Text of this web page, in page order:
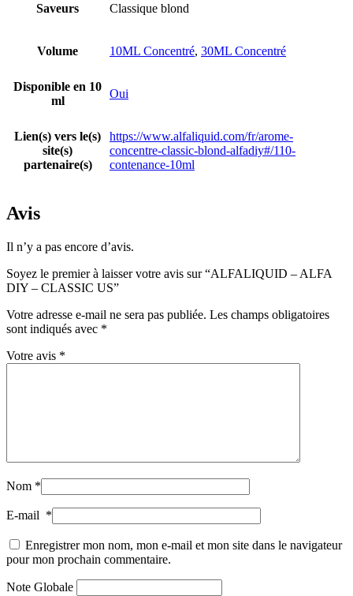
Saveurs Classique blond
Volume 10ML Concentré, 30ML Concentré
Disponible en 10
ml
Oui
Lien(s) vers le(s)
site(s)
partenaire(s)
https://www.alfaliquid.com/fr/arome-
concentre-classic-blond-alfadiy#/110-
contenance-10ml
Avis
Il n’y a pas encore d’avis.
Soyez le premier à laisser votre avis sur “ALFALIQUID – ALFA
DIY – CLASSIC US”
Votre adresse e-mail ne sera pas publiée. Les champs obligatoires
sont indiqués avec *
Votre avis *
Nom *
E-mail *
Enregistrer mon nom, mon e-mail et mon site dans le navigateur
pour mon prochain commentaire.
Note Globale